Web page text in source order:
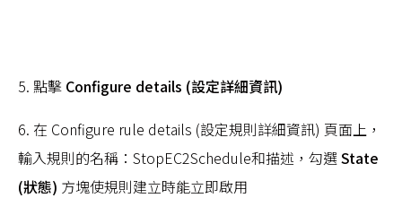
5. 點擊 Configure details (設定詳細資訊)
6. 在 Configure rule details (設定規則詳細資訊) 頁面上，
輸入規則的名稱：StopEC2Schedule和描述，勾選State
(狀態) 方塊使規則建立時能立即啟用